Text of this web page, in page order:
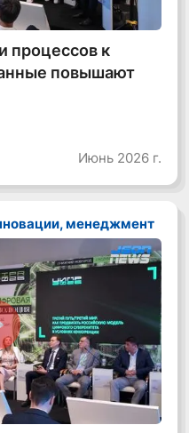
процессов к
повышают
Июнь 2026 г.
менеджмент
видео